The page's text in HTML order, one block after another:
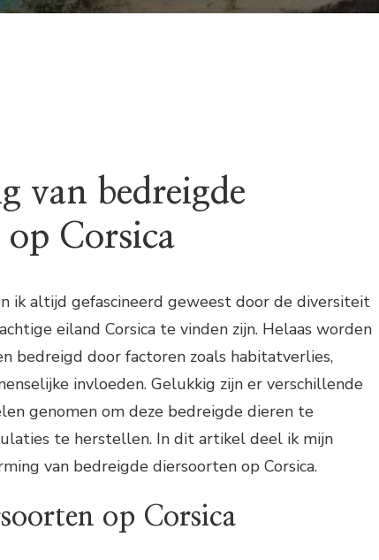
van bedreigde
Corsica
ik altijd gefascineerd geweest door de diversiteit
eiland Corsica te vinden zijn. Helaas worden
bedreigd door factoren zoals habitatverlies,
invloeden. Gelukkig zijn er verschillende
genomen om deze bedreigde dieren te
te herstellen. In dit artikel deel ik mijn
van bedreigde diersoorten op Corsica.
op Corsica